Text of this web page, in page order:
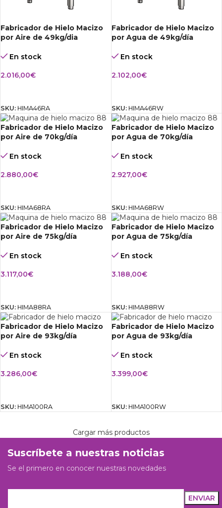
Fabricador de Hielo Macizo
por Aire de 49kg/dia
En stock
2.016,00€
SKU: HIMA46RA
Fabricador de Hielo Macizo
por Agua de 49kg/día
En stock
2.102,00€
SKU: HIMA46RW
Fabricador de Hielo Macizo
por Aire de 70kg/día
En stock
2.880,00€
SKU: HIMA68RA
Fabricador de Hielo Macizo
por Agua de 70kg/día
En stock
2.927,00€
SKU: HIMA68RW
Fabricador de Hielo Macizo
por Aire de 75kg/día
En stock
3.117,00€
SKU: HIMA88RA
Fabricador de Hielo Macizo
por Agua de 75kg/día
En stock
3.188,00€
SKU: HIMA88RW
Fabricador de Hielo Macizo
por Aire de 93kg/día
En stock
3.286,00€
SKU: HIMA100RA
Fabricador de Hielo Macizo
por Agua de 93kg/día
En stock
3.399,00€
SKU: HIMA100RW
Cargar más productos
Suscríbete a nuestras noticias
Se el primero en conocer nuestras novedades